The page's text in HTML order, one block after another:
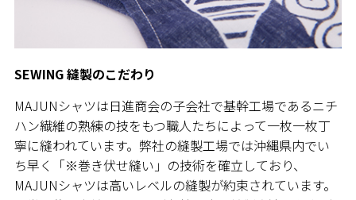
SEWING 縫製のこだわり
MAJUNシャツは日進商会の子会社で基幹工場であるニチ
ハン繊維の熟練の技をもつ職人たちによって一枚一枚丁
寧に縫われています。弊社の縫製工場では沖縄県内でい
ち早く「※巻き伏せ縫い」の技術を確立しており、
MAJUNシャツは高いレベルの縫製が約束されています。